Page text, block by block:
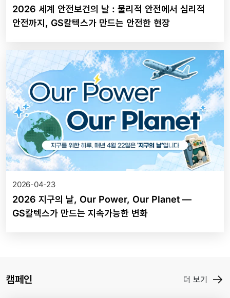
2026 세계 안전보건의 날 : 물리적 안전에서 심리적
안전까지, GS칼텍스가 만드는 안전한 현장
2026-04-23
2026 지구의 날, Our Power, Our Planet —
GS칼텍스가 만드는 지속가능한 변화
캠페인 더 보기